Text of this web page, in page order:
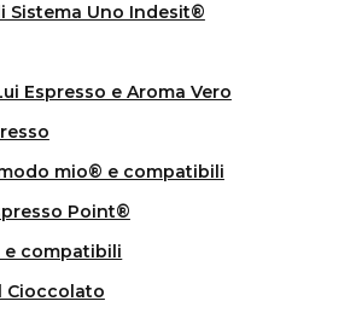
Sistema Uno Indesit®
Espresso e Aroma Vero
mio® e compatibili
Point®
e compatibili
Cioccolato